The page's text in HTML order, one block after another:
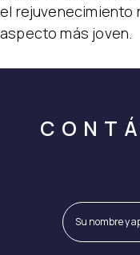
el rejuvenecimiento
aspecto más joven.